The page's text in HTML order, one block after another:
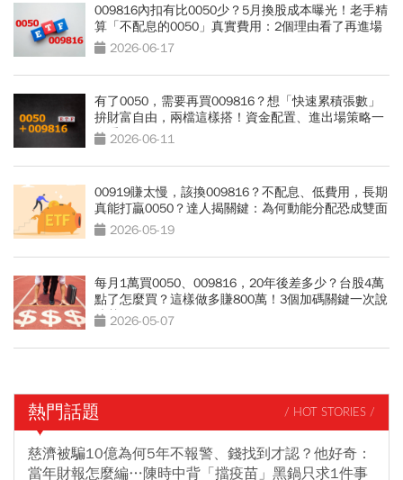
009816內扣有比0050少？5月換股成本曝光！老手精
算「不配息的0050」真實費用：2個理由看了再進場
2026-06-17
有了0050，需要再買009816？想「快速累積張數」
拚財富自由，兩檔這樣搭！資金配置、進出場策略一
次看2026-06-11
00919賺太慢，該換009816？不配息、低費用，長期
真能打贏0050？達人揭關鍵：為何動能分配恐成雙面
刃 2026-05-19
每月1萬買0050、009816，20年後差多少？台股4萬
點了怎麼買？這樣做多賺800萬！3個加碼關鍵一次說
清楚2026-05-07
熱門話題 / HOT STORIES /
慈濟被騙10億為何5年不報警、錢找到才認？他好奇：
當年財報怎麼編…陳時中背「擋疫苗」黑鍋只求1件事